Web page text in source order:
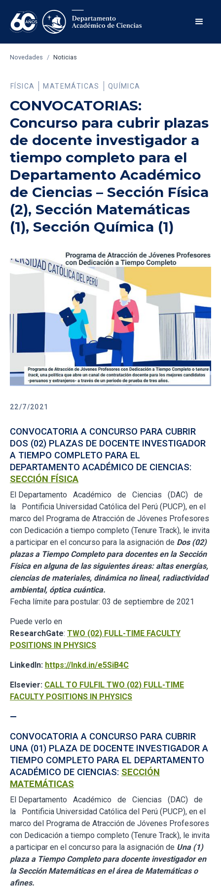
Novedades / Noticias
FÍSICA MATEMÁTICAS QUÍMICA
CONVOCATORIAS:
Concurso para cubrir plazas
de docente investigador a
tiempo completo para el
Departamento Académico
de Ciencias – Sección Física
(2), Sección Matemáticas
(1), Sección Química (1)
22/7/2021
CONVOCATORIA A CONCURSO PARA CUBRIR
DOS (02) PLAZAS DE DOCENTE INVESTIGADOR
A TIEMPO COMPLETO PARA EL
DEPARTAMENTO ACADÉMICO DE CIENCIAS:
SECCIÓN FÍSICA
El Departamento Académico de Ciencias (DAC) de
la Pontificia Universidad Católica del Perú (PUCP), en el
marco del Programa de Atracción de Jóvenes Profesores
con Dedicación a tiempo completo (Tenure Track), le invita
a participar en el concurso para la asignación de Dos (02)
plazas a Tiempo Completo para docentes en la Sección
Física en alguna de las siguientes áreas: altas energías,
ciencias de materiales, dinámica no lineal, radiactividad
ambiental, óptica cuántica.
Fecha límite para postular: 03 de septiembre de 2021
Puede verlo en
ResearchGate: TWO (02) FULL-TIME FACULTY
POSITIONS IN PHYSICS
LinkedIn: https://lnkd.in/e5SiB4C
Elsevier: CALL TO FULFIL TWO (02) FULL-TIME
FACULTY POSITIONS IN PHYSICS
—
CONVOCATORIA A CONCURSO PARA CUBRIR
UNA (01) PLAZA DE DOCENTE INVESTIGADOR A
TIEMPO COMPLETO PARA EL DEPARTAMENTO
ACADÉMICO DE CIENCIAS: SECCIÓN
MATEMÁTICAS
El Departamento Académico de Ciencias (DAC) de
la Pontificia Universidad Católica del Perú (PUCP), en el
marco del Programa de Atracción de Jóvenes Profesores
con Dedicación a tiempo completo (Tenure Track), le invita
a participar en el concurso para la asignación de Una (1)
plaza a Tiempo Completo para docente investigador en
la Sección Matemáticas en el área de Matemáticas o
afines.